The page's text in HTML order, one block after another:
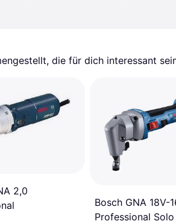
die für dich interessant
2,0
Bosch GNA 18V-
Professional Solo